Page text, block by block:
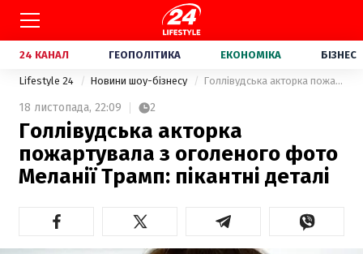
24 КАНАЛ ГЕОПОЛІТИКА ЕКОНОМІКА БІЗНЕС
Lifestyle 24 Новини шоу-бізнесу Голлівудська акторка пожартувала з оголеного фото Меланії Трамп: пікантні деталі
18 листопада, 22:09 2
Голлівудська акторка
пожартувала з оголеного фото
Меланії Трамп: пікантні деталі